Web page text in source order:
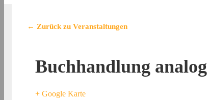
← Zurück zu Veranstaltungen
Buchhandlung analog
+ Google Karte